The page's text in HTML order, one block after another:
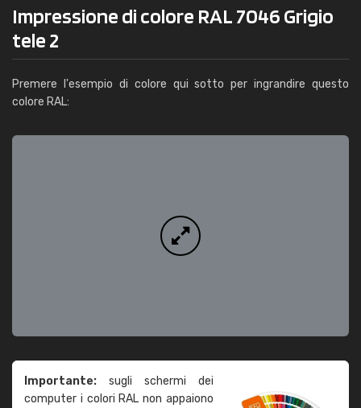
Impressione di colore RAL 7046 Grigio
tele 2
Premere l'esempio di colore qui sotto per ingrandire questo
colore RAL:
Importante: sugli schermi dei
computer i colori RAL non appaiono